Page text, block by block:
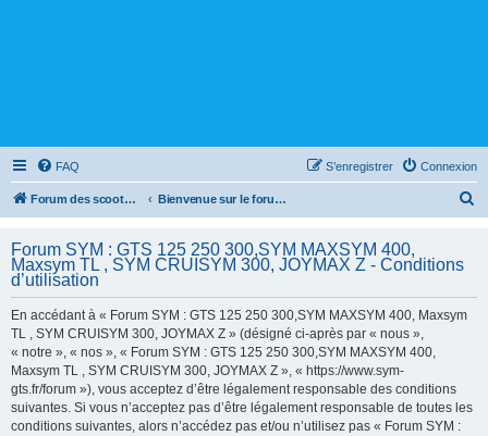
FAQ Connexion
S’enregistrer
Forum des scooters SYM - GTS -MAXSYM - CRUISYM - JOYMAX - Maxsym TL Bienvenue sur le forum des scooters de la gamme SYM
e
Forum SYM : GTS 125 250 300,SYM MAXSYM 400,
Maxsym TL , SYM CRUISYM 300, JOYMAX Z - Conditions
d’utilisation
En accédant à « Forum SYM : GTS 125 250 300,SYM MAXSYM 400, Maxsym
TL , SYM CRUISYM 300, JOYMAX Z » (désigné ci-après par « nous »,
« notre », « nos », « Forum SYM : GTS 125 250 300,SYM MAXSYM 400,
Maxsym TL , SYM CRUISYM 300, JOYMAX Z », « https://www.sym-
gts.fr/forum »), vous acceptez d’être légalement responsable des conditions
suivantes. Si vous n’acceptez pas d’être légalement responsable de toutes les
conditions suivantes, alors n’accédez pas et/ou n’utilisez pas « Forum SYM :